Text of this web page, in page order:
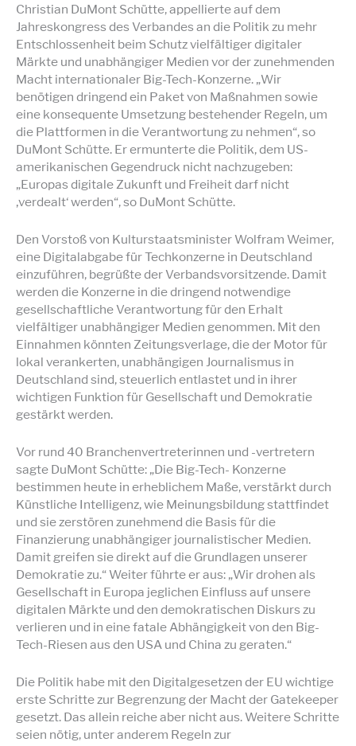
Christian DuMont Schütte, appellierte auf dem
Jahreskongress des Verbandes an die Politik zu mehr
Entschlossenheit beim Schutz vielfältiger digitaler
Märkte und unabhängiger Medien vor der zunehmenden
Macht internationaler Big-Tech-Konzerne. „Wir
benötigen dringend ein Paket von Maßnahmen sowie
eine konsequente Umsetzung bestehender Regeln, um
die Plattformen in die Verantwortung zu nehmen“, so
DuMont Schütte. Er ermunterte die Politik, dem US-
amerikanischen Gegendruck nicht nachzugeben:
„Europas digitale Zukunft und Freiheit darf nicht
‚verdealt‘ werden“, so DuMont Schütte.
Den Vorstoß von Kulturstaatsminister Wolfram Weimer,
eine Digitalabgabe für Techkonzerne in Deutschland
einzuführen, begrüßte der Verbandsvorsitzende. Damit
werden die Konzerne in die dringend notwendige
gesellschaftliche Verantwortung für den Erhalt
vielfältiger unabhängiger Medien genommen. Mit den
Einnahmen könnten Zeitungsverlage, die der Motor für
lokal verankerten, unabhängigen Journalismus in
Deutschland sind, steuerlich entlastet und in ihrer
wichtigen Funktion für Gesellschaft und Demokratie
gestärkt werden.
Vor rund 40 Branchenvertreterinnen und -vertretern
sagte DuMont Schütte: „Die Big-Tech- Konzerne
bestimmen heute in erheblichem Maße, verstärkt durch
Künstliche Intelligenz, wie Meinungsbildung stattfindet
und sie zerstören zunehmend die Basis für die
Finanzierung unabhängiger journalistischer Medien.
Damit greifen sie direkt auf die Grundlagen unserer
Demokratie zu.“ Weiter führte er aus: „Wir drohen als
Gesellschaft in Europa jeglichen Einfluss auf unsere
digitalen Märkte und den demokratischen Diskurs zu
verlieren und in eine fatale Abhängigkeit von den Big-
Tech-Riesen aus den USA und China zu geraten.“
Die Politik habe mit den Digitalgesetzen der EU wichtige
erste Schritte zur Begrenzung der Macht der Gatekeeper
gesetzt. Das allein reiche aber nicht aus. Weitere Schritte
seien nötig, unter anderem Regeln zur